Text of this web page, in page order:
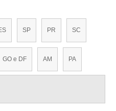
SP PR SC
GO e DF AM PA